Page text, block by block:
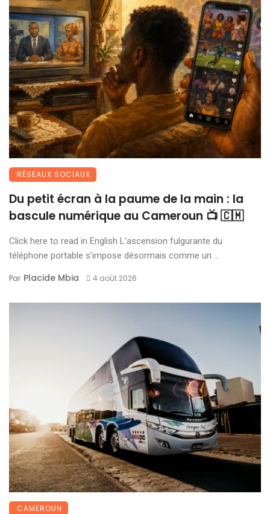
RÉSEAUX SOCIAUX
Du petit écran à la paume de la main : la
bascule numérique au Cameroun 📺 🇨🇲
Click here to read in English L’ascension fulgurante du
téléphone portable s’impose désormais comme un ...
Par Placide Mbia 4 août 2026
CAMEROUN